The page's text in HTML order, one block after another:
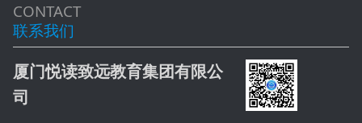
CONTACT
联系我们
厦门悦读致远教育集团有限公
司